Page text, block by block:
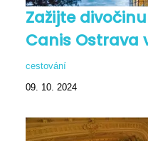
Zažijte
Canis Ostrava
cestování
09. 10. 2024